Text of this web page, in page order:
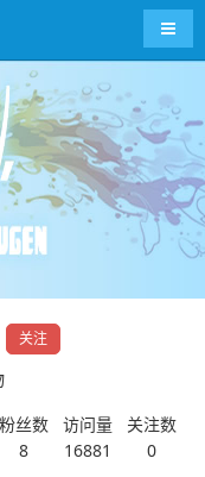
导航
关注
粉丝数
8
访问量
16881
关注数
0